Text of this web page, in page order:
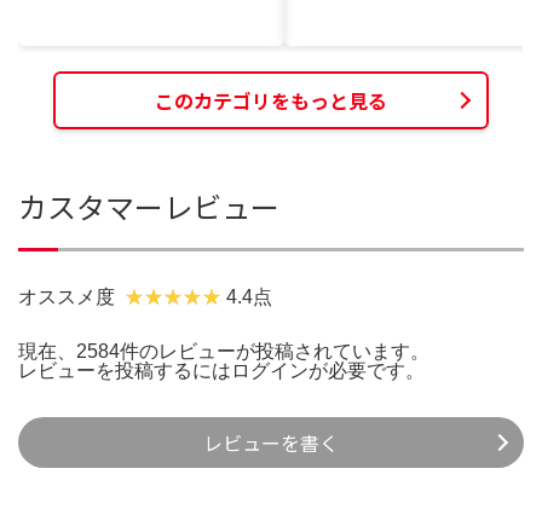
このカテゴリをもっと見る
カスタマーレビュー
オススメ度 4.4点
現在、2584件のレビューが投稿されています。
レビューを投稿するには ログインが必要です。
レビューを書く